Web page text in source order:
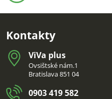
Kontakty
ViVa plus
Ovsištské nám.1
Bratislava 851 04
0903 419 582